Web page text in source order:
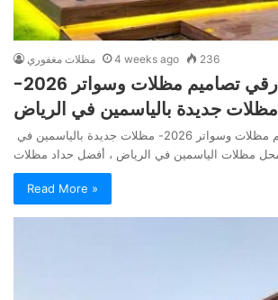
مظلات مغفوري 4 weeks ago 236
أحدث وأرقي تصاميم مظلات وسواتر 2026-
مظلات جديدة بالياسمين في الرياض
Read More »